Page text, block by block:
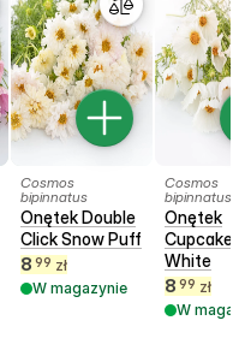
Cosmos
bipinnatus
Onętek Double
Click Snow Puff
8 99 zł
W magazynie
Cosmos
bipinnatus
Onętek
Cupcakes
White
8 99 zł
W